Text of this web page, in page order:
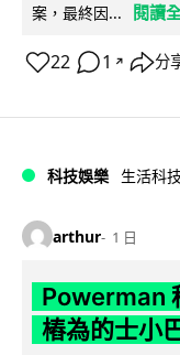
案，最終因...
閱讀
22 1 ↗ 分
科技娛樂 生活科技
arthur 1 日
Powerman
樁為的士小